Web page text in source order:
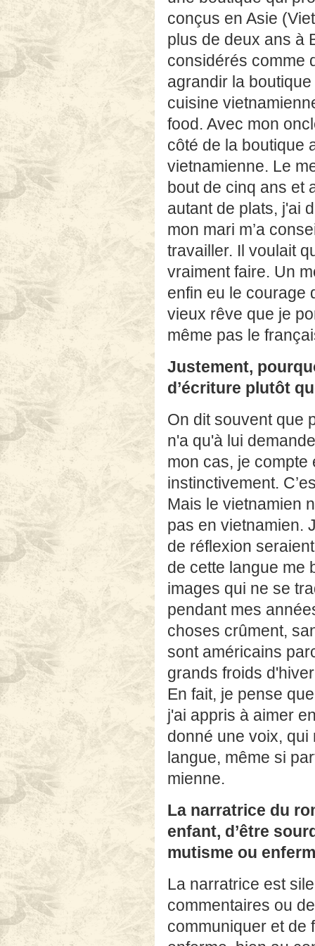
conçus en Asie
plus de deux ans à
considérés comme
agrandir la
cuisine
food. Avec mon
côté de la boutique
vietnamienne. Le
bout de cinq ans et
autant de plats, j'ai
mon mari m’a
travailler. Il voulait
vraiment faire. Un
enfin eu le courage
vieux rêve que je
même pas le
Justement,
d’écriture plutôt
On dit souvent que
n'a qu'à lui
mon cas, je compte
instinctivement.
Mais le vietnamien
pas en vietnamien.
de réflexion
de cette langue me
images qui ne se
pendant mes
choses crûment,
sont américains
grands froids
En fait, je pense
j'ai appris à aimer
donné une voix,
langue, même si
mienne.
La narratrice du
enfant, d’être
mutisme ou
La narratrice est
commentaires ou
communiquer et de